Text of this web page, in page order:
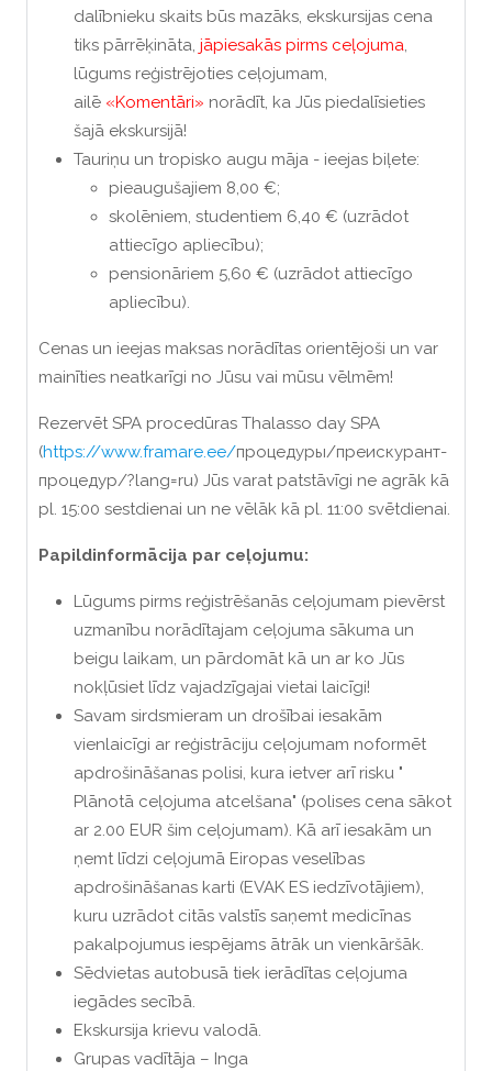
dalībnieku skaits būs mazāks, ekskursijas cena
tiks pārrēķināta, jāpiesakās pirms ceļojuma,
lūgums reģistrējoties ceļojumam,
ailē «Komentāri» norādīt, ka Jūs piedalīsieties
šajā ekskursijā!
Tauriņu un tropisko augu māja - ieejas biļete:
pieaugušajiem 8,00 €;
skolēniem, studentiem 6,40 € (uzrādot
attiecīgo apliecību);
pensionāriem 5,60 € (uzrādot attiecīgo
apliecību).
Cenas un ieejas maksas norādītas orientējoši un var
mainīties neatkarīgi no Jūsu vai mūsu vēlmēm!
Rezervēt SPA procedūras Thalasso day SPA
(https://www.framare.ee/процедуры/преискурант-
процедур/?lang=ru) Jūs varat patstāvīgi ne agrāk kā
pl. 15:00 sestdienai un ne vēlāk kā pl. 11:00 svētdienai.
Papildinformācija par ceļojumu:
Lūgums pirms reģistrēšanās ceļojumam pievērst
uzmanību norādītajam ceļojuma sākuma un
beigu laikam, un pārdomāt kā un ar ko Jūs
nokļūsiet līdz vajadzīgajai vietai laicīgi!
Savam sirdsmieram un drošībai iesakām
vienlaicīgi ar reģistrāciju ceļojumam noformēt
apdrošināšanas polisi, kura ietver arī risku "
Plānotā ceļojuma atcelšana" (polises cena sākot
ar 2.00 EUR šim ceļojumam). Kā arī iesakām un
ņemt līdzi ceļojumā Eiropas veselības
apdrošināšanas karti (EVAK ES iedzīvotājiem),
kuru uzrādot citās valstīs saņemt medicīnas
pakalpojumus iespējams ātrāk un vienkāršāk.
Sēdvietas autobusā tiek ierādītas ceļojuma
iegādes secībā.
Ekskursija krievu valodā.
Grupas vadītāja – Inga